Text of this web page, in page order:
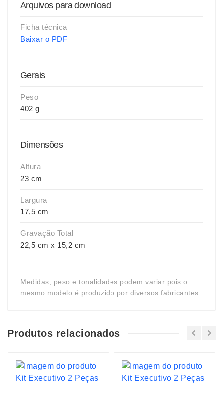
Arquivos para download
Ficha técnica
Baixar o PDF
Gerais
Peso
402 g
Dimensões
Altura
23 cm
Largura
17,5 cm
Gravação Total
22,5 cm x 15,2 cm
Medidas, peso e tonalidades podem variar pois o
mesmo modelo é produzido por diversos fabricantes.
Produtos relacionados